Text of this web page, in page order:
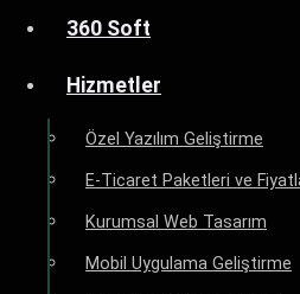
360 Soft
Hizmetler
Özel Yazılım Geliştirme
E-Ticaret Paketleri ve
Kurumsal Web Tasarım
Mobil Uygulama Geliştirme